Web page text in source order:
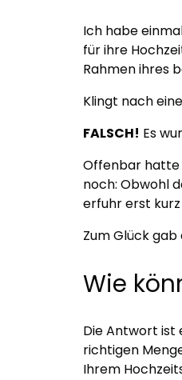
Ich habe
für ihre
Rahmen ihres
Klingt nach
FALSCH! Es
Offenbar hatte
noch: Obwohl
erfuhr erst
Zum Glück
Wie
Die Antwort ist
richtigen
Ihrem